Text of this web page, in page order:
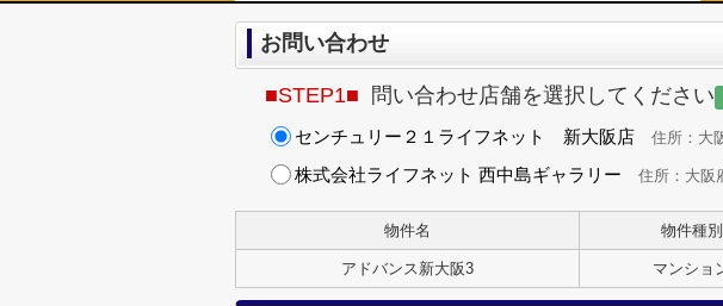
お問い合わせ
■STEP1■ 問い合わせ店舗を選択してください
センチュリー２１ライフネット 新大阪店 住所：大
株式会社ライフネット 西中島ギャラリー 住所：大阪
物件名 物件種別
アドバンス新大阪3 マンショ